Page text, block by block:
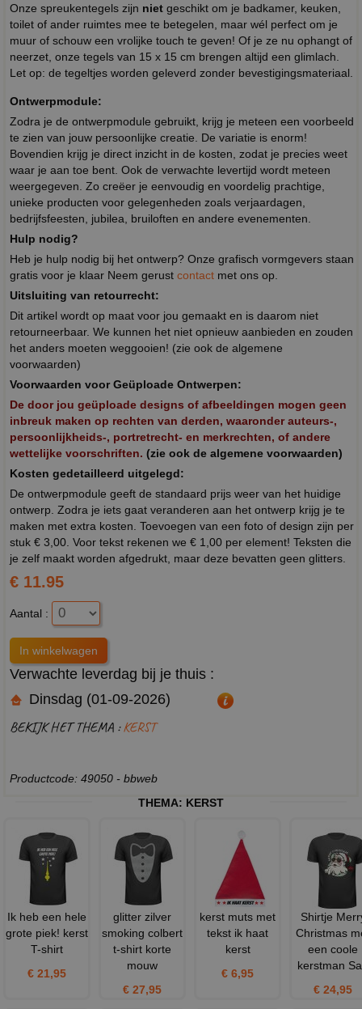
Onze spreukentegels zijn niet geschikt om je badkamer, keuken,
toilet of ander ruimtes mee te betegelen, maar wél perfect om je
muur of schouw een vrolijke touch te geven! Of je ze nu ophangt of
neerzet, onze tegels van 15 x 15 cm brengen altijd een glimlach.
Let op: de tegeltjes worden geleverd zonder bevestigingsmateriaal.
Ontwerpmodule:
Zodra je de ontwerpmodule gebruikt, krijg je meteen een voorbeeld
te zien van jouw persoonlijke creatie. De variatie is enorm!
Bovendien krijg je direct inzicht in de kosten, zodat je precies weet
waar je aan toe bent. Ook de verwachte levertijd wordt meteen
weergegeven. Zo creëer je eenvoudig en voordelig prachtige,
unieke producten voor gelegenheden zoals verjaardagen,
bedrijfsfeesten, jubilea, bruiloften en andere evenementen.
Hulp nodig?
Heb je hulp nodig bij het ontwerp? Onze grafisch vormgevers staan
gratis voor je klaar Neem gerust contact met ons op.
Uitsluiting van retourrecht:
Dit artikel wordt op maat voor jou gemaakt en is daarom niet
retourneerbaar. We kunnen het niet opnieuw aanbieden en zouden
het anders moeten weggooien! (zie ook de algemene
voorwaarden)
Voorwaarden voor Geüploade Ontwerpen:
De door jou geüploade designs of afbeeldingen mogen geen
inbreuk maken op rechten van derden, waaronder auteurs-,
persoonlijkheids-, portretrecht- en merkrechten, of andere
wettelijke voorschriften. (zie ook de algemene voorwaarden)
Kosten gedetailleerd uitgelegd:
De ontwerpmodule geeft de standaard prijs weer van het huidige
ontwerp. Zodra je iets gaat veranderen aan het ontwerp krijg je te
maken met extra kosten. Toevoegen van een foto of design zijn per
stuk € 3,00. Voor tekst rekenen we € 1,00 per element! Teksten die
je zelf maakt worden afgedrukt, maar deze bevatten geen glitters.
€ 11.95
Aantal :
Verwachte leverdag bij je thuis :
Dinsdag (01-09-2026)
BEKIJK HET THEMA :KERST
Productcode: 49050 - bbweb
THEMA: KERST
Ik heb een hele
grote piek! kerst
T-shirt
€ 21,95
glitter zilver
smoking colbert
t-shirt korte
mouw
€ 27,95
kerst muts met
tekst ik haat
kerst
€ 6,95
Shirtje
Christmas
een coole
kerstman
€ 24,95